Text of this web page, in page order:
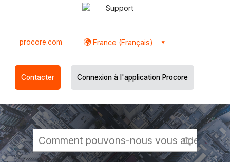
Support
procore.com France (Français)
Contacter Connexion à l'application Procore